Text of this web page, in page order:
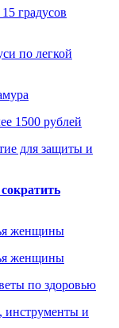
градусов
по легкой
1500 рублей
для защиты и
женщины
женщины
по здоровью
инструменты и